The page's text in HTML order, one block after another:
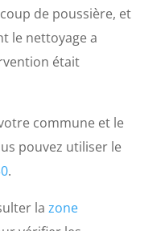
de poussière, et
le nettoyage a
était
commune et le
pouvez utiliser le
.
la zone